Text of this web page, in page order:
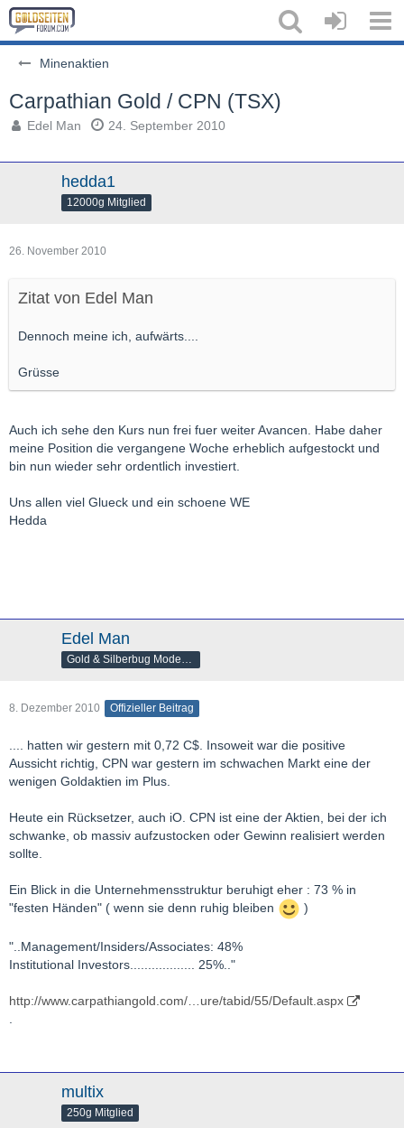
Minenaktien
Carpathian Gold / CPN (TSX)
Edel Man 24. September 2010
hedda1
12000g Mitglied
26. November 2010
Zitat von Edel Man
Dennoch meine ich, aufwärts....
Grüsse
Auch ich sehe den Kurs nun frei fuer weiter Avancen. Habe daher
meine Position die vergangene Woche erheblich aufgestockt und
bin nun wieder sehr ordentlich investiert.
Uns allen viel Glueck und ein schoene WE
Hedda
Edel Man
8. Dezember 2010 Offizieller Beitrag
.... hatten wir gestern mit 0,72 C$. Insoweit war die positive
Aussicht richtig, CPN war gestern im schwachen Markt eine der
wenigen Goldaktien im Plus.
Heute ein Rücksetzer, auch iO. CPN ist eine der Aktien, bei der ich
schwanke, ob massiv aufzustocken oder Gewinn realisiert werden
sollte.
Ein Blick in die Unternehmensstruktur beruhigt eher : 73 % in
"festen Händen" ( wenn sie denn ruhig bleiben
)
"..Management/Insiders/Associates: 48%
Institutional Investors.................. 25%.."
http://www.carpathiangold.com/…ure/tabid/55/Default.aspx
multix
250g Mitglied